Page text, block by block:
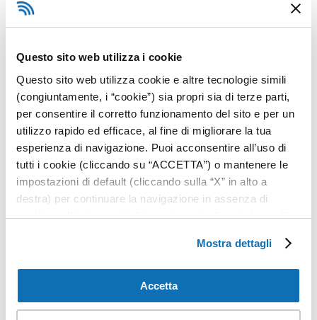
Questo sito web utilizza i cookie
Questo sito web utilizza cookie e altre tecnologie simili
(congiuntamente, i “cookie”) sia propri sia di terze parti,
per consentire il corretto funzionamento del sito e per un
utilizzo rapido ed efficace, al fine di migliorare la tua
esperienza di navigazione. Puoi acconsentire all’uso di
tutti i cookie (cliccando su “ACCETTA”) o mantenere le
impostazioni di default (cliccando sulla “X” in alto a
destra) per continuare la navigazione in assenza di
cookie o altri strumenti di tracciamento diversi da quelli
impostare e gestire le tue scelte per ogni categoria di
cookie. Per maggiori informazioni consulta la nostra
Mostra dettagli
Accetta
Connettività LTE: la soluzione quando
Internet non c’è
divide, un problema che riguarda ancora
moltissime zone d’Italia. Il digital divide è il
divario digitale che esiste tra chi ha un accesso